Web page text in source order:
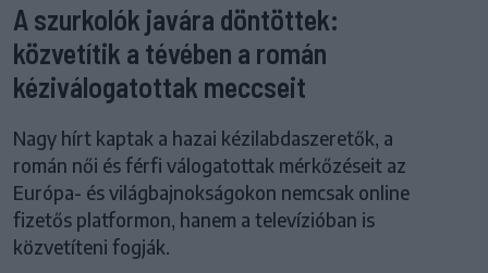
A szurkolók javára döntöttek:
közvetítik a tévében a román
kéziválogatottak meccseit
Nagy hírt kaptak a hazai kézilabdaszeretők, a
román női és férfi válogatottak mérkőzéseit az
Európa- és világbajnokságokon nemcsak online
fizetős platformon, hanem a televízióban is
közvetíteni fogják.